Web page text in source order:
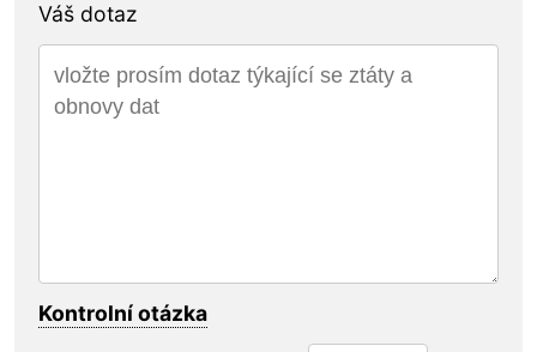
Váš dotaz
Kontrolní otázka